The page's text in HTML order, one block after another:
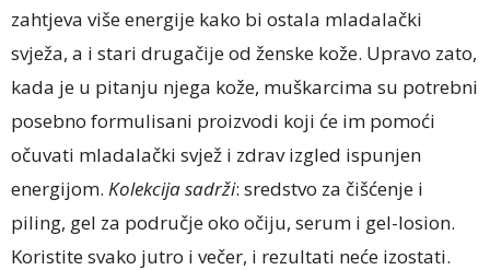
zahtjeva više energije kako bi ostala mladalački
svježa, a i stari drugačije od ženske kože. Upravo zato,
kada je u pitanju njega kože, muškarcima su potrebni
posebno formulisani proizvodi koji će im pomoći
očuvati mladalački svjež i zdrav izgled ispunjen
energijom. Kolekcija sadrži: sredstvo za čišćenje i
piling, gel za područje oko očiju, serum i gel-losion.
Koristite svako jutro i večer, i rezultati neće izostati.